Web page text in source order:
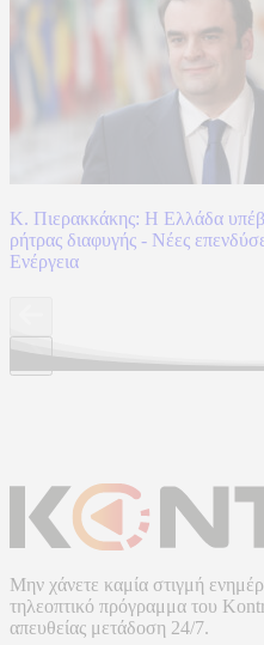
Κ. Πιερακκάκης: Η Ελλάδα
ρήτρας διαφυγής - Νέες
Ενέργεια
Μην χάνετε καμία στιγμή
τηλεοπτικό πρόγραμμα του
απευθείας μετάδοση 24/7.